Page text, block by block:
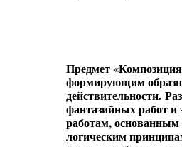
Предмет
формирующим
действительности.
фантазийных работ и
работам, основанным
логическим